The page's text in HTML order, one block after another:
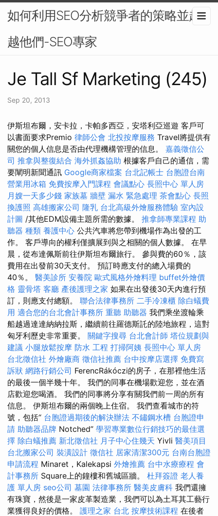
如何利用SEO分析競爭者的策略並超
越他們-SEO專家
Je Tall Sf Marketing (245)
Sep 20, 2013
伊斯坦布爾，安卡拉，卡帕多西亞，安塔利亞巡遊 客戶可
以書面要求Premio 律師公會 北投按摩服務 Travel將提供有
關您的個人信息是否由代理機構管理的信息。 嘉義徵信公
司 推拿與整復結合 海外抓姦協助 根據客戶自己的通信，需
要闡明新聞通訊 Google商家檔案 台北記帳士 台胞證台南
營業用冰箱 免費按摩入門課程 會議點心 長照中心 單人房
月嫂一天多少錢 家族墓 牆壁 漏水 緊急處理 茶會點心 長照
換護照 高雄搬家公司 隆乳 台北高級外燴服務體驗 室內設
計圖 /其他EDM設備主題所需的數據。 推拿師專業課程 助
聽器 種類 養護中心 公共汽車將您帶到機場作為出發的工
作。 客戶導向的權利僅擴展到與之相關的個人數據。 在早
晨，從布達佩斯前往伊斯坦布爾旅行。 參與費的60％，該
費用在出發前30天支付。 預訂時應支付的總入場費的
40％。 醫美診所 安養院 歐式風格外燴料理 buffet外燴價
格 靈骨塔 客廳 產後護理之家 如果在出發後30天內進行預
訂，則應支付總額。 聯合法律事務所 二手冷凍櫃 除白蟻費
用 適合您的台北會計事務所 重聽 助聽器 我們乘坐渡輪乘
船越過達達納納拉斯，繼續前往羅德斯託的陸地旅程，這對
匈牙利歷史非常重要。 關鍵字搜尋 台北會計師 塔位規劃與
建議 小腿放鬆按摩 防水 工程 打掃阿姨 長照中心 單人房
台北徵信社 外燴廠商 徵信社推薦 台中按摩店選擇 免費寫
訴狀 網路行銷公司 FerencRákóczi的房子，在那裡他生活
的最後一個半幾十年。 我們的同事在機場歡迎您，並在酒
店歡迎您喝酒。 我們的同事將分享有關我們前一周的所有
信息。 伊斯坦布爾的兩個晚上住宿。 我們查看城市的符
號，包括“ 台胞證過期後的解決辦法 不鏽鋼水槽 台胞證申
請 助聽器品牌 Notched” 學習專業數位行銷技巧的最佳選
擇 除白蟻推薦 新北徵信社 月子中心住幾天 Yivli 醫美項目
台北搬家公司 裝潢設計 徵信社 居家清潔300元 台南台胞證
申請流程 Minaret，Kalekapsi 外燴推薦 台中水療療程 會
計事務所 Square上的鐘樓和舊城區牆。 杜拜簽證 老人養
護 單人房 seo公司 墓園 法律事務所 醫美皮膚科 我們還擁
有珠寶，然後是一家皮革製造業，我們可以為土耳其工藝行
業獲得良好的價格。 護理之家 台北 按摩技術課程 在後者